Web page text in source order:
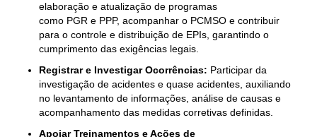
elaboração e atualização de programas
como PGR e PPP, acompanhar o PCMSO e contribuir
para o controle e distribuição de EPIs, garantindo o
cumprimento das exigências legais.
Registrar e Investigar Ocorrências: Participar da
investigação de acidentes e quase acidentes, auxiliando
no levantamento de informações, análise de causas e
acompanhamento das medidas corretivas definidas.
Apoiar Treinamentos e Ações de